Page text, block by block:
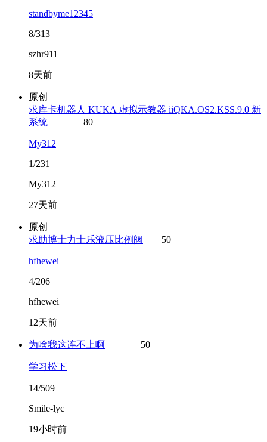
standbyme12345
8/313
szhr911
8天前
原创
求库卡机器人 KUKA 虚拟示教器 iiQKA.OS2.KSS.9.0 新
系统
80
My312
1/231
My312
27天前
原创
求助博士力士乐液压比例阀
50
hfhewei
4/206
hfhewei
12天前
为啥我这连不上啊 50
学习松下
14/509
Smile-lyc
19小时前